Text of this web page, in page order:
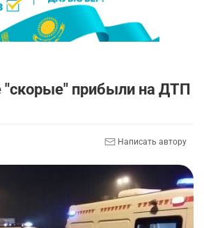
"скорые" прибыли на ДТП
Написать автору